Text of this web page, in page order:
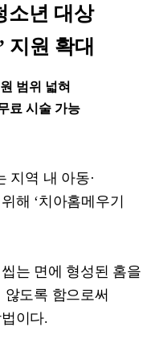
소년 대상
’ 지원 확대
범위 넓혀
료 시술 가능
지역 내 아동·
해 ‘치아홈메우기
는 면에 형성된 홈을
도록 함으로써
이다.